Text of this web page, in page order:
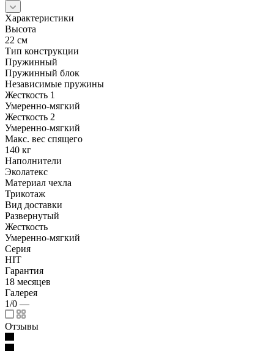
Характеристики
Высота
22 см
Тип конструкции
Пружинный
Пружинный блок
Независимые пружины
Жесткость 1
Умеренно-мягкий
Жесткость 2
Умеренно-мягкий
Макс. вес спящего
140 кг
Наполнители
Эколатекс
Материал чехла
Трикотаж
Вид доставки
Развернутый
Жесткость
Умеренно-мягкий
Серия
HIT
Гарантия
18 месяцев
Галерея
1/0 —
Отзывы